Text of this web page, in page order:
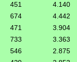
451
4.140
674
4.442
471
3.904
733
3.363
546
2.875